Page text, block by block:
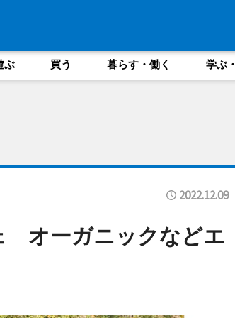
ぶ 買う 暮らす・働く 学ぶ
2022.12.09
オーガニックなどエ